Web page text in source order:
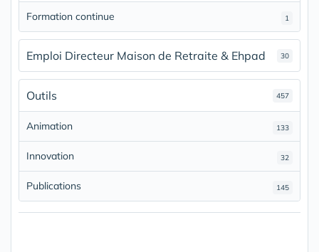
Formation continue 1
Emploi Directeur Maison de Retraite & Ehpad 30
Outils 457
Animation 133
Innovation 32
Publications 145